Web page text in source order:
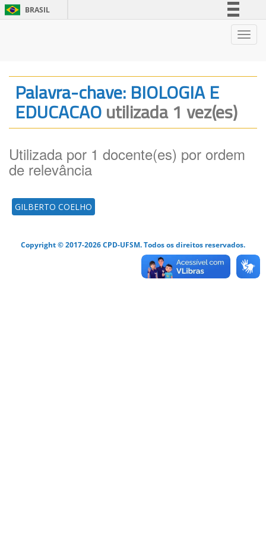
BRASIL
Legislação
Canais
Palavra-chave: BIOLOGIA E
EDUCACAOutilizada 1 vez(es)
Utilizada por 1 docente(es) por ordem
de relevância
GILBERTO COELHO
Copyright © 2017-2026 CPD-UFSM. Todos os direitos reservados.